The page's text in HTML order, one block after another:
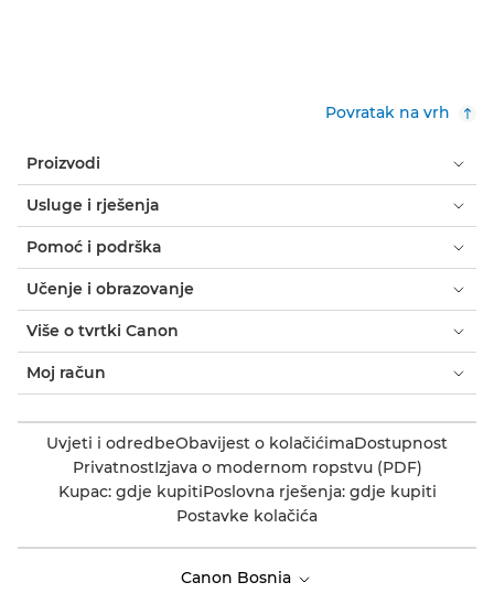
Povratak na vrh
Proizvodi
Usluge i rješenja
Pomoć i podrška
Učenje i obrazovanje
Više o tvrtki Canon
Moj račun
Uvjeti i odredbeObavijest o kolačićimaDostupnost
PrivatnostIzjava o modernom ropstvu (PDF)
Kupac: gdje kupitiPoslovna rješenja: gdje kupiti
Postavke kolačića
Canon Bosnia